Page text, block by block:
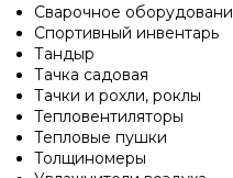
Сварочное
Спортивный инвентарь
Тандыр
Тачка садовая
Тачки и рохли, роклы
Тепловентиляторы
Тепловые пушки
Толщиномеры